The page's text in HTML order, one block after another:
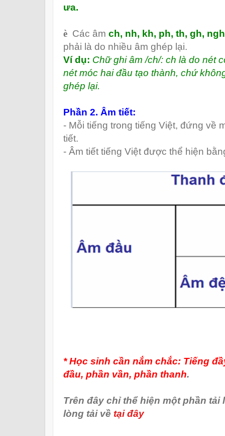
ưa.
è Các âm ch, nh, kh, ph, th, gh,
phải là do nhiều âm ghép lại.
Ví dụ: Chữ ghi âm /ch/: ch là do nét
nét móc hai đầu tạo thành, chứ
ghép lại.
Phần 2. Âm tiết:
- Mỗi tiếng trong tiếng Việt, đứng về
tiết.
- Âm tiết tiếng Việt được thể hiện
* Học sinh cần nắm chắc: Tiếng
đầu, phần vần, phần thanh.
Trên đây chỉ thể hiện một phần tải
lòng tải về tại đây